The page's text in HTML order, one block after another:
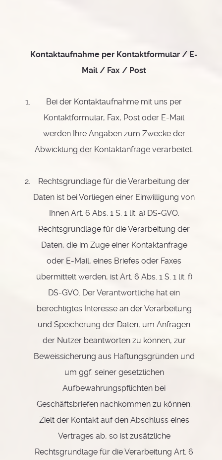
Kontaktaufnahme per Kontaktformular / E-
Mail / Fax / Post
Bei der Kontaktaufnahme mit uns per
Kontaktformular, Fax, Post oder E-Mail
werden Ihre Angaben zum Zwecke der
Abwicklung der Kontaktanfrage verarbeitet.
Rechtsgrundlage für die Verarbeitung der
Daten ist bei Vorliegen einer Einwilligung von
Ihnen Art. 6 Abs. 1 S. 1 lit. a) DS-GVO.
Rechtsgrundlage für die Verarbeitung der
Daten, die im Zuge einer Kontaktanfrage
oder E-Mail, eines Briefes oder Faxes
übermittelt werden, ist Art. 6 Abs. 1 S. 1 lit. f)
DS-GVO. Der Verantwortliche hat ein
berechtigtes Interesse an der Verarbeitung
und Speicherung der Daten, um Anfragen
der Nutzer beantworten zu können, zur
Beweissicherung aus Haftungsgründen und
um ggf. seiner gesetzlichen
Aufbewahrungspflichten bei
Geschäftsbriefen nachkommen zu können.
Zielt der Kontakt auf den Abschluss eines
Vertrages ab, so ist zusätzliche
Rechtsgrundlage für die Verarbeitung Art. 6